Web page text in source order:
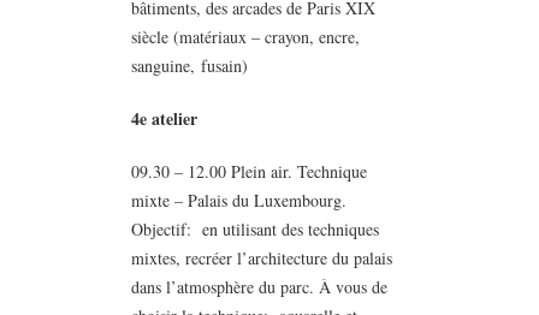
bâtiments, des arcades de Paris XIX
siècle (matériaux – crayon, encre,
sanguine, fusain)
4e atelier
09.30 – 12.00 Plein air. Technique
mixte – Palais du Luxembourg.
Objectif: en utilisant des techniques
mixtes, recréer l’architecture du palais
dans l’atmosphère du parc. À vous de